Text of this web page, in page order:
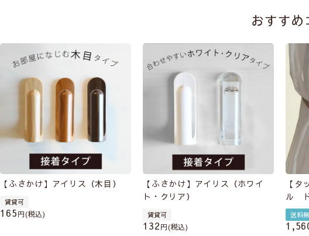
おすす
【ふさかけ】アイリス（木目）
賃貸可
165 税込
【ふさかけ】アイリス（ホワイ
ト・クリア）
賃貸可
132 税込
【タ
ル
送料